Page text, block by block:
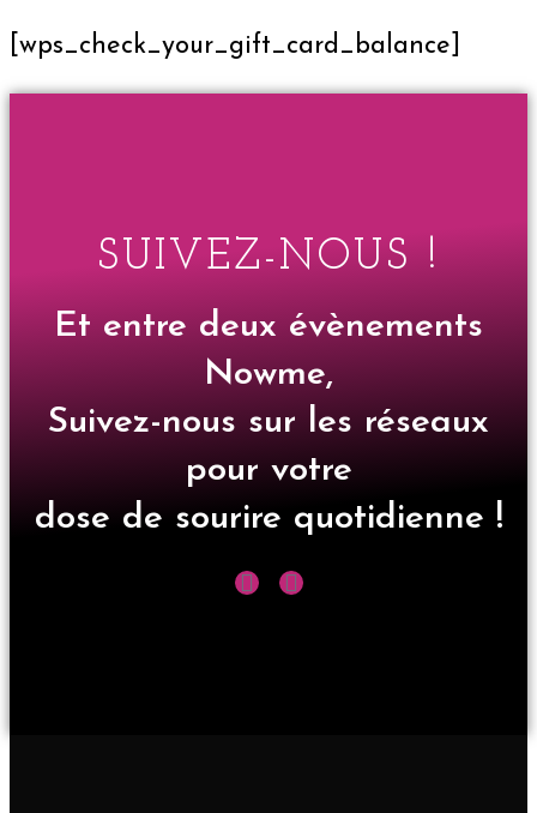
[wps_check_your_gift_card_balance]
SUIVEZ-NOUS !
Et entre deux évènements
Nowme,
Suivez-nous sur les réseaux
pour votre
dose de sourire quotidienne !